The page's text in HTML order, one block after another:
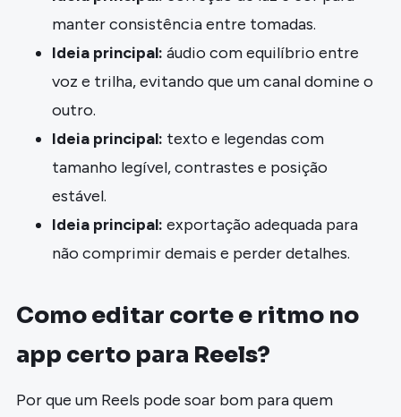
manter consistência entre tomadas.
Ideia principal: áudio com equilíbrio entre
voz e trilha, evitando que um canal domine o
outro.
Ideia principal: texto e legendas com
tamanho legível, contrastes e posição
estável.
Ideia principal: exportação adequada para
não comprimir demais e perder detalhes.
Como editar corte e ritmo no
app certo para Reels?
Por que um Reels pode soar bom para quem